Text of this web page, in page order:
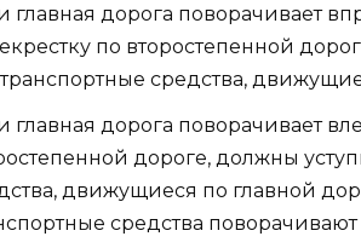
главная дорога поворачивает
по второстепенной
средства,
главная дорога поворачивает
дороге, должны
движущиеся по главной
средства поворачивают